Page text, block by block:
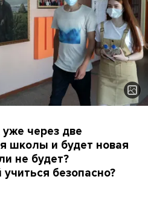
через две
школы и будет новая
не будет?
безопасно?